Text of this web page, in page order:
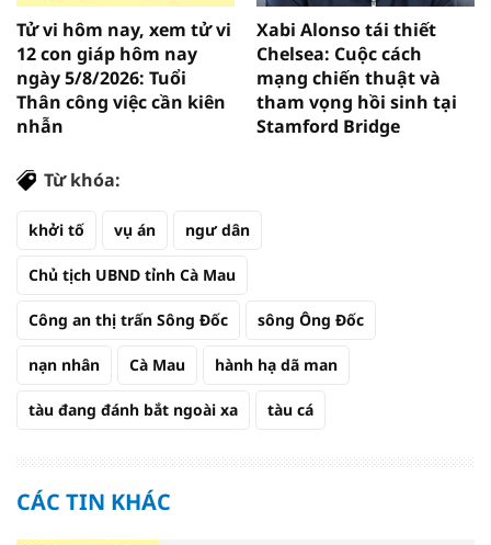
Tử vi hôm nay, xem tử vi
12 con giáp hôm nay
ngày 5/8/2026: Tuổi
Thân công việc cần kiên
nhẫn
Xabi Alonso tái thiết
Chelsea: Cuộc cách
mạng chiến thuật và
tham vọng hồi sinh tại
Stamford Bridge
Từ khóa:
khởi tố vụ án ngư dân
Chủ tịch UBND tỉnh Cà Mau
Công an thị trấn Sông Đốc sông Ông Đốc
nạn nhân Cà Mau hành hạ dã man
tàu đang đánh bắt ngoài xa tàu cá
CÁC TIN KHÁC